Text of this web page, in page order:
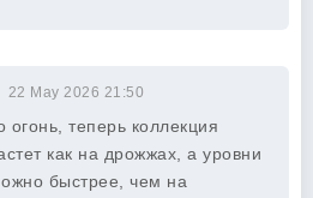
22 May 2026 21:50
огонь, теперь коллекция
как на дрожжах, а уровни
быстрее, чем на